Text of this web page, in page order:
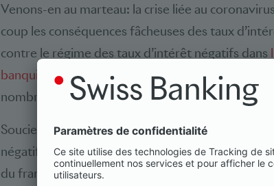
Venons-en au marteau: la crise liée au
coup les conséquences fâcheuses des taux
contre le régime des taux d’intérêt négatifs dans
banquiers(ASB) demeurent valables. Les taux
nombreux risques structurels de stabilité.
Soucieuse du taux de change, la BNS a opté
négatifs. A la fin de l’année dernière, elle tablait
du franc suisse si le différentiel de taux par